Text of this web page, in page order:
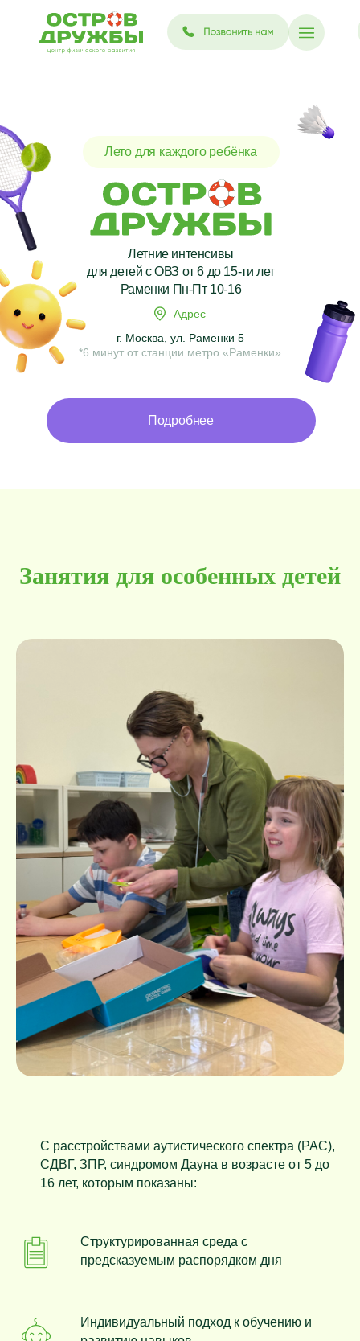
Летние интенсивы
для детей с ОВЗ от 6 до 15-ти лет
Раменки Пн-Пт 10-16
Адрес
г. Москва, ул. Раменки 5
*6 минут от станции метро «Раменки»
Подробнее
Лето для каждого ребёнка
Занятия для особенных детей
С расстройствами аутистического спектра (РАС),
СДВГ, ЗПР, синдромом Дауна в возрасте от 5 до
16 лет, которым показаны:
Структурированная среда с
предсказуемым распорядком дня
Индивидуальный подход к обучению и